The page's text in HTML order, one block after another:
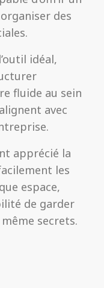
des
idéal,
fluide au sein
avec
apprécié la
les
espace,
de garder
secrets.